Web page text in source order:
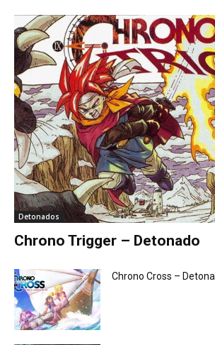
Detonados
Chrono Trigger – Detonado
Chrono Cross –